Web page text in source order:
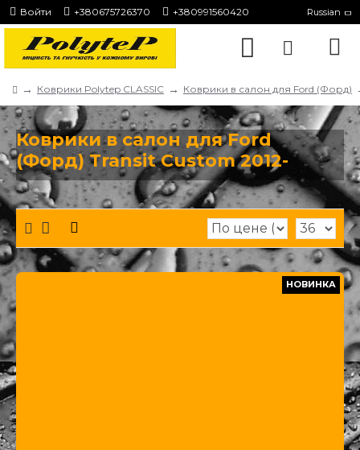
Войти +380675726370 +380991560420 Russian
Коврики Polytep CLASSIC Коврики в салон для Ford (Форд)
Коврики в салон для Ford
(Форд) Transit Custom 2012-
НОВИНКА